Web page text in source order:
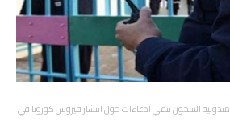
مندوبية السجون تنفي ادعاءات حول انتشار فيروس كورونا في